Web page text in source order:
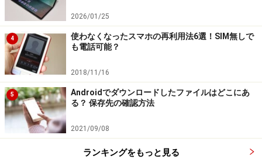
アプリ言語設定
2026/01/25
4
使わなくなったスマホの再利用法6選！SIM無しで
も電話可能？
2018/11/16
5
Androidでダウンロードしたファイルはどこにあ
る？ 保存先の確認方法
2021/09/08
ランキングをもっと見る